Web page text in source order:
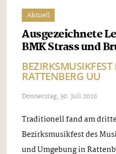
Aktuell
Ausgezeichnete
BMK Strass und
RATTENBERG UU
Donnerstag, 30. Juli 2026
Traditionell fand am
Bezirksmusikfest des
und Umgebung in